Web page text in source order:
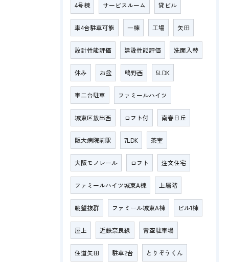
4号棟 サービスルーム 貸ビル
車4台駐車可能 一棟 工場 矢田
設計性能評価 建設性能評価 洗面入替
休み お盆 鴫野西 5LDK
車二台駐車 ファミールハイツ
城東区放出西 ロフト付 南春日丘
阪大病院前駅 7LDK 茶室
大阪モノレール ロフト 注文住宅
ファミールハイツ城東A棟 上層階
眺望抜群 ファミール城東A棟 ビル1棟
屋上 近鉄奈良線 青空駐車場
住道矢田 駐車2台 とりぞうくん